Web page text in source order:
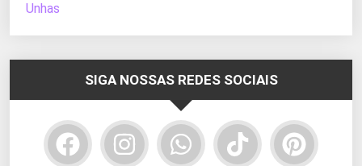
Unhas
SIGA NOSSAS REDES SOCIAIS